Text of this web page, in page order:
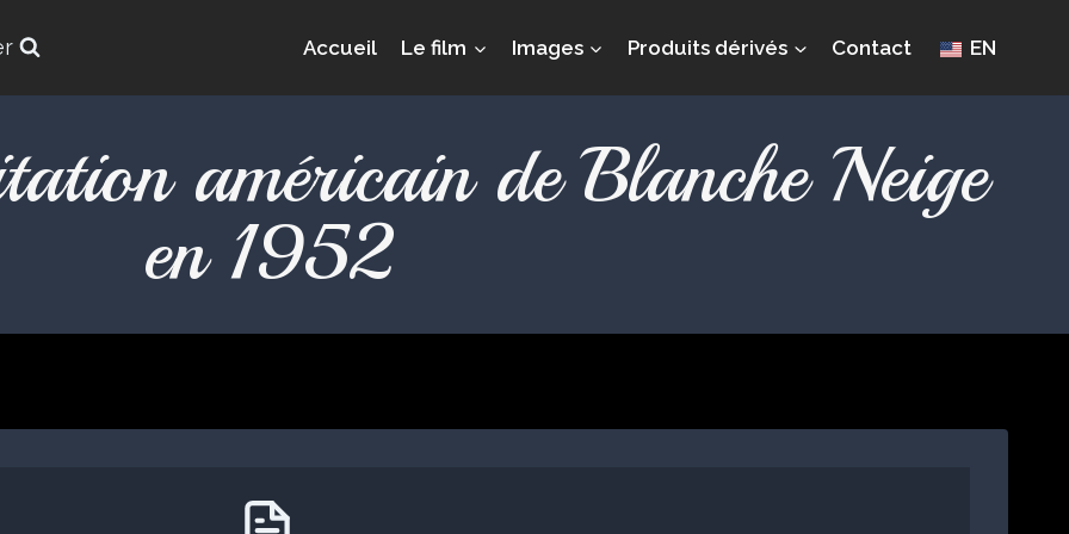
Accueil Le film Images Produits dérivés Contact EN
américain de Blanche Neige
en 1952